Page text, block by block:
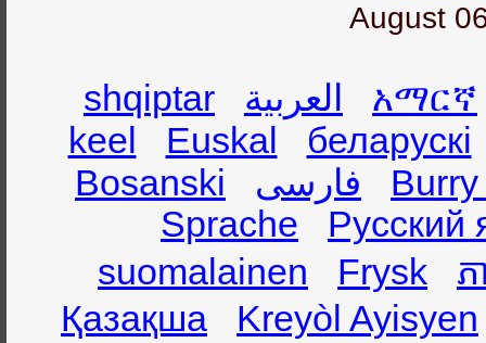
August
shqiptar العربية
አማርኛ
keel
Euskal
беларускі
Bosanski
فارسی
Sprache
Русский
suomalainen
Frysk
ភ
Қазақша
Kreyòl Ayisyen